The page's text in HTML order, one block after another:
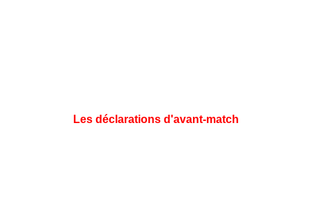
Les déclarations d'avant-match